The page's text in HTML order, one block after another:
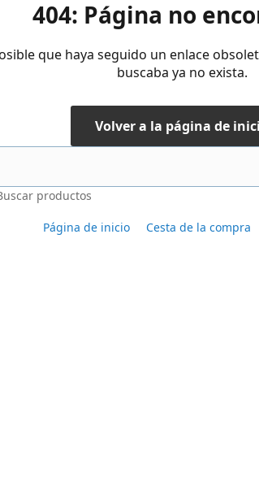
404: Página no
que haya seguido un enlace
buscaba ya no exista.
Volver a la página de
productos
Página de inicio Cesta de la compra